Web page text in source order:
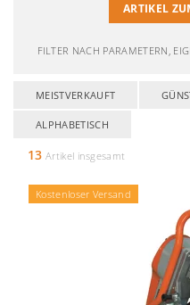
ARTIKEL
FILTER NACH PARAMETERN,
MEISTVERKAUFT
ALPHABETISCH
13 Artikel insgesamt
Kostenloser Versand